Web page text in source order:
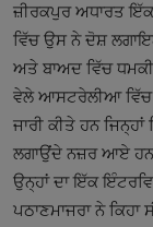
ਜ਼ੀਰਕਪੁਰ ਅਧਾਰਤ
ਵਿੱਚ ਉਸ ਨੇ ਦੋਸ਼
ਅਤੇ ਬਾਅਦ ਵਿੱਚ
ਵੇਲੇ ਆਸਟਰੇਲੀਆ ਵਿੱਚ
ਜਾਰੀ ਕੀਤੇ ਹਨ
ਲਗਾਉਂਦੇ ਨਜ਼ਰ ਆਏ
ਉਨ੍ਹਾਂ ਦਾ ਇੱਕ
ਪਠਾਣਮਾਜਰਾ ਨੇ